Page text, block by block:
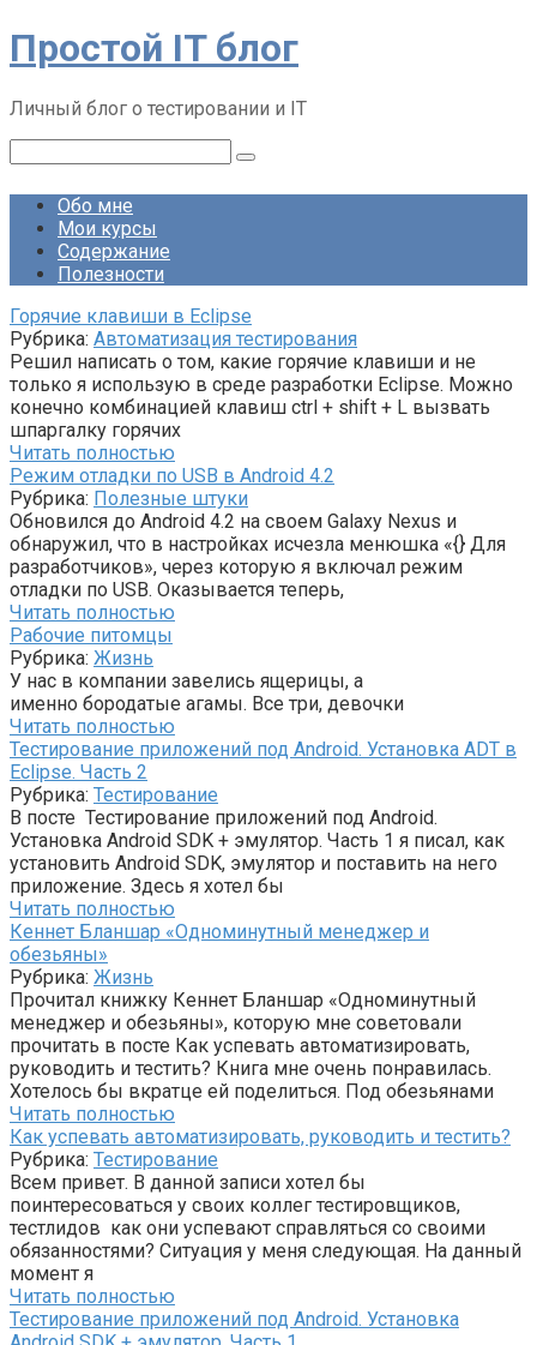
Перейти
кПростой IT блог
Личный блог о тестировании и IT
Обо мне
Мои курсы
Содержание
Полезности
Горячие клавиши в Eclipse
Рубрика: Автоматизация тестирования
Решил написать о том, какие горячие клавиши и не
только я использую в среде разработки Eclipse. Можно
конечно комбинацией клавиш ctrl + shift + L вызвать
шпаргалку горячих
Читать полностью
Режим отладки по USB в Android 4.2
Рубрика: Полезные штуки
Обновился до Android 4.2 на своем Galaxy Nexus и
обнаружил, что в настройках исчезла менюшка «{} Для
разработчиков», через которую я включал режим
отладки по USB. Оказывается теперь,
Читать полностью
Рабочие питомцы
Рубрика: Жизнь
У нас в компании завелись ящерицы, а
именно бородатые агамы. Все три, девочки
Читать полностью
Тестирование приложений под Android. Установка ADT в
Eclipse. Часть 2
Рубрика: Тестирование
В посте Тестирование приложений под Android.
Установка Android SDK + эмулятор. Часть 1 я писал, как
установить Android SDK, эмулятор и поставить на него
приложение. Здесь я хотел бы
Читать полностью
Кеннет Бланшар «Одноминутный менеджер и
обезьяны»
Рубрика: Жизнь
Прочитал книжку Кеннет Бланшар «Одноминутный
менеджер и обезьяны», которую мне советовали
прочитать в посте Как успевать автоматизировать,
руководить и тестить? Книга мне очень понравилась.
Хотелось бы вкратце ей поделиться. Под обезьянами
Читать полностью
Как успевать автоматизировать, руководить и тестить?
Рубрика: Тестирование
Всем привет. В данной записи хотел бы
поинтересоваться у своих коллег тестировщиков,
тестлидов как они успевают справляться со своими
обязанностями? Ситуация у меня следующая. На данный
момент я
Читать полностью
Тестирование приложений под Android. Установка